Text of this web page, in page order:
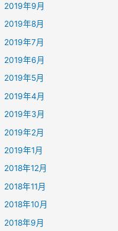
2019年9月
2019年8月
2019年7月
2019年6月
2019年5月
2019年4月
2019年3月
2019年2月
2019年1月
2018年12月
2018年11月
2018年10月
2018年9月